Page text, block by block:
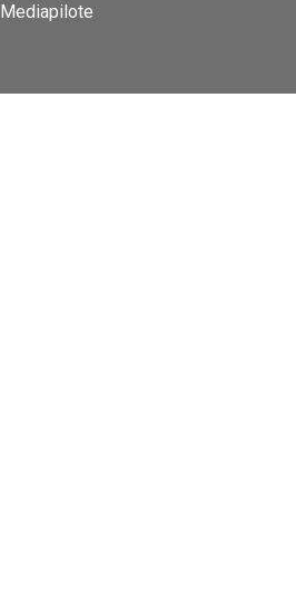
Mediapilote